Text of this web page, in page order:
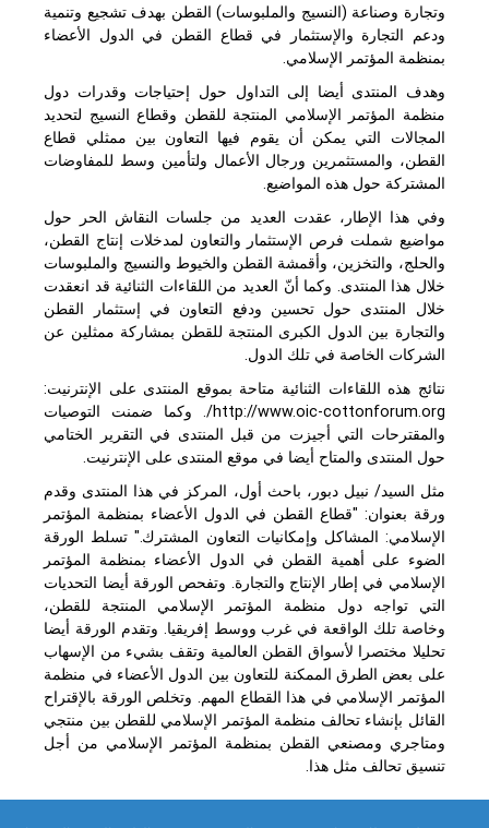
وتجارة وصناعة (النسيج والملبوسات) القطن بهدف تشجيع وتنمية
ودعم التجارة والإستثمار في قطاع القطن في الدول الأعضاء
بمنظمة المؤتمر الإسلامي.
وهدف المنتدى أيضا إلى التداول حول إحتياجات وقدرات دول
منظمة المؤتمر الإسلامي المنتجة للقطن وقطاع النسيج لتحديد
المجالات التي يمكن أن يقوم فيها التعاون بين ممثلي قطاع
القطن، والمستثمرين ورجال الأعمال ولتأمين وسط للمفاوضات
المشتركة حول هذه المواضيع.
وفي هذا الإطار، عقدت العديد من جلسات النقاش الحر حول
مواضيع شملت فرص الإستثمار والتعاون لمدخلات إنتاج القطن،
والحلج، والتخزين، وأقمشة القطن والخيوط والنسيج والملبوسات
خلال هذا المنتدى. وكما أنّ العديد من اللقاءات الثنائية قد انعقدت
خلال المنتدى حول تحسين ودفع التعاون في إستثمار القطن
والتجارة بين الدول الكبرى المنتجة للقطن بمشاركة ممثلين عن
الشركات الخاصة في تلك الدول.
نتائج هذه اللقاءات الثنائية متاحة بموقع المنتدى على الإنترنيت:
http://www.oic-cottonforum.org/. وكما ضمنت التوصيات
والمقترحات التي أجيزت من قبل المنتدى في التقرير الختامي
حول المنتدى والمتاح أيضا في موقع المنتدى على الإنترنيت.
مثل السيد/ نبيل دبور، باحث أول، المركز في هذا المنتدى وقدم
ورقة بعنوان: "قطاع القطن في الدول الأعضاء بمنظمة المؤتمر
الإسلامي: المشاكل وإمكانيات التعاون المشترك." تسلط الورقة
الضوء على أهمية القطن في الدول الأعضاء بمنظمة المؤتمر
الإسلامي في إطار الإنتاج والتجارة. وتفحص الورقة أيضا التحديات
التي تواجه دول منظمة المؤتمر الإسلامي المنتجة للقطن،
وخاصة تلك الواقعة في غرب ووسط إفريقيا. وتقدم الورقة أيضا
تحليلا مختصرا لأسواق القطن العالمية وتقف بشيء من الإسهاب
على بعض الطرق الممكنة للتعاون بين الدول الأعضاء في منظمة
المؤتمر الإسلامي في هذا القطاع المهم. وتخلص الورقة بالإقتراح
القائل بإنشاء تحالف منظمة المؤتمر الإسلامي للقطن بين منتجي
ومتاجري ومصنعي القطن بمنظمة المؤتمر الإسلامي من أجل
تنسيق تحالف مثل هذا.